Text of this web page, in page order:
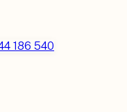
186 540